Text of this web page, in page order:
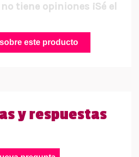
tiene opiniones ¡Sé el
este producto
y respuestas